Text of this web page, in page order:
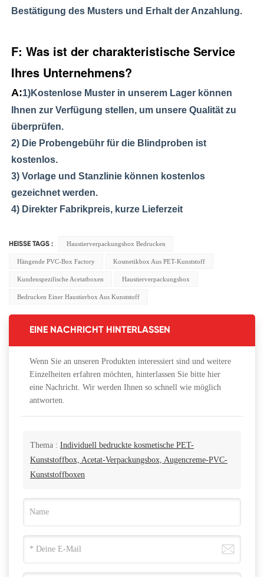
Bestätigung des Musters und Erhalt der Anzahlung.
F: Was ist der charakteristische Service
Ihres Unternehmens?
A:1)Kostenlose Muster in unserem Lager können
Ihnen zur Verfügung stellen, um unsere Qualität zu
überprüfen.
2) Die Probengebühr für die Blindproben ist
kostenlos.
3) Vorlage und Stanzlinie können kostenlos
gezeichnet werden.
4) Direkter Fabrikpreis, kurze Lieferzeit
HEISSE TAGS : Haustierverpackungsbox Bedrucken
Hängende PVC-Box Factory Kosmetikbox Aus PET-Kunststoff
Kundenspezifische Acetatboxen Haustierverpackungsbox
Bedrucken Einer Haustierbox Aus Kunststoff
EINE NACHRICHT HINTERLASSEN
Wenn Sie an unseren Produkten interessiert sind und weitere
Einzelheiten erfahren möchten, hinterlassen Sie bitte hier
eine Nachricht. Wir werden Ihnen so schnell wie möglich
antworten.
Thema : Individuell bedruckte kosmetische PET-
Kunststoffbox, Acetat-Verpackungsbox, Augencreme-PVC-
Kunststoffboxen